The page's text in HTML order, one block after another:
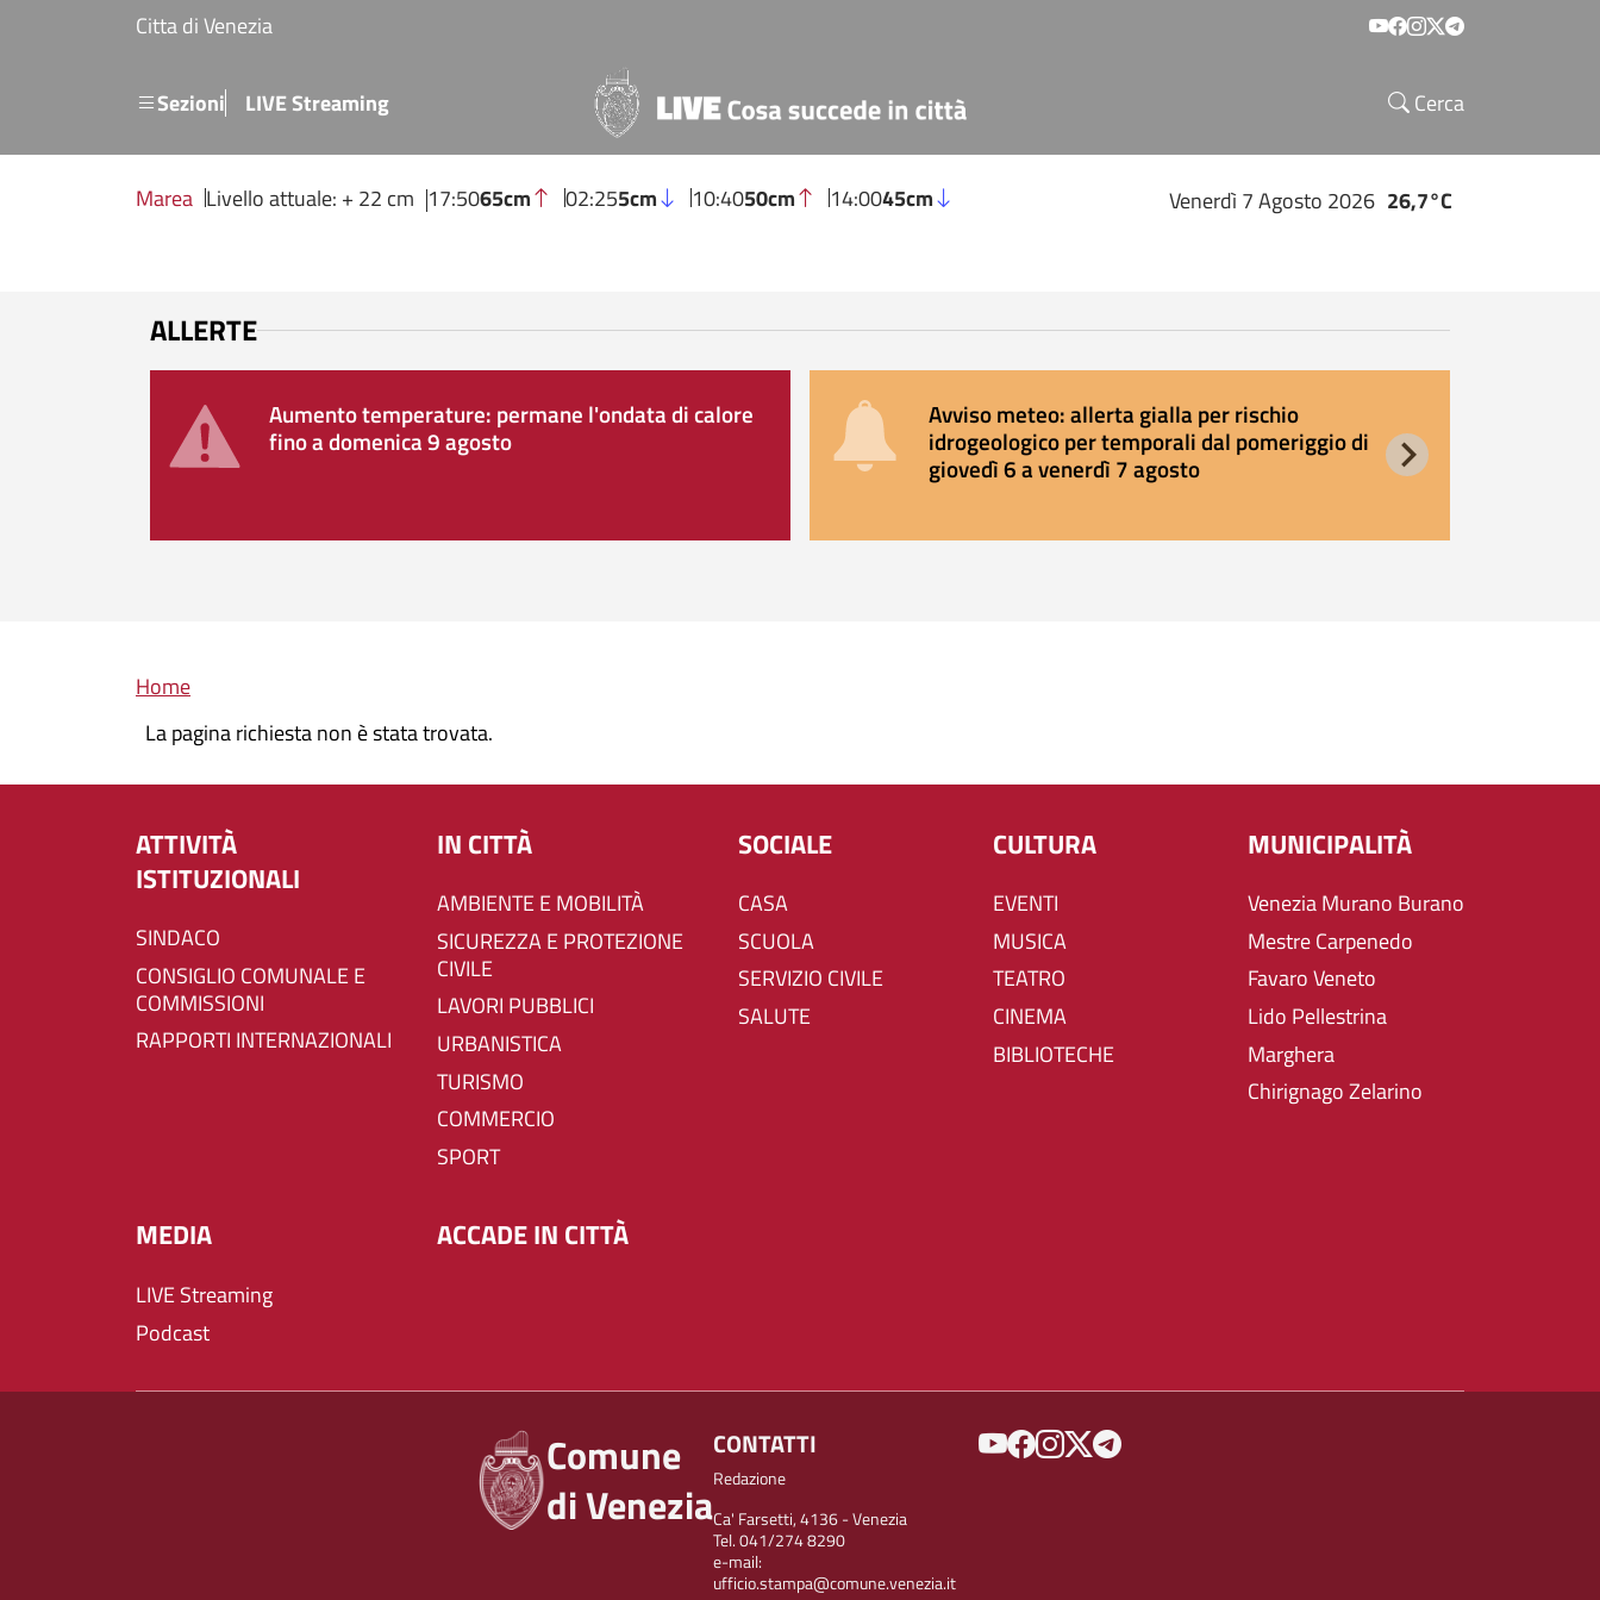
Salta al contenuto principale
Citta di Venezia Social menu
SezioniMenu secondario
LIVE Streaming Cerca
Marea Livello attuale: + 22 cm 17:5065cm 02:255cm 10:4050cm 14:0045cm Venerdì 7 Agosto 2026 26,7°C
ALLERTE
Aumento temperature: permane l'ondata di calore
fino a domenica 9 agosto
Avviso meteo: allerta gialla per rischio
idrogeologico per temporali dal pomeriggio di
giovedì 6 a venerdì 7 agosto
Briciole di pane
Home
La pagina richiesta non è stata trovata.
ATTIVITÀ
ISTITUZIONALI
SINDACO
CONSIGLIO COMUNALE E
COMMISSIONI
RAPPORTI INTERNAZIONALI
IN CITTÀ
AMBIENTE E MOBILITÀ
SICUREZZA E PROTEZIONE
CIVILE
LAVORI PUBBLICI
URBANISTICA
TURISMO
COMMERCIO
SPORT
SOCIALE
CASA
SCUOLA
SERVIZIO CIVILE
SALUTE
CULTURA
EVENTI
MUSICA
TEATRO
CINEMA
BIBLIOTECHE
MUNICIPALITÀ
Venezia Murano Burano
Mestre Carpenedo
Favaro Veneto
Lido Pellestrina
Marghera
Chirignago Zelarino
MEDIA
LIVE Streaming
Podcast
ACCADE IN CITTÀ
Comune
di Venezia
CONTATTI
Redazione
Ca' Farsetti, 4136 - Venezia
Tel. 041/274 8290
e-mail:
ufficio.stampa@comune.venezia.it
SOCIAL MENU